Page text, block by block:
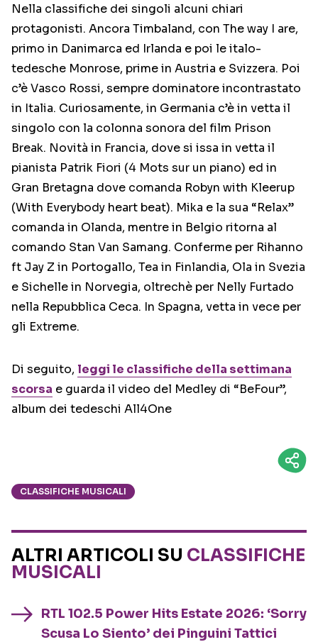
Nella classifiche dei singoli alcuni chiari
protagonisti. Ancora Timbaland, con The way I are,
primo in Danimarca ed Irlanda e poi le italo-
tedesche Monrose, prime in Austria e Svizzera. Poi
c’è Vasco Rossi, sempre dominatore incontrastato
in Italia. Curiosamente, in Germania c’è in vetta il
singolo con la colonna sonora del film Prison
Break. Novità in Francia, dove si issa in vetta il
pianista Patrik Fiori (4 Mots sur un piano) ed in
Gran Bretagna dove comanda Robyn with Kleerup
(With Everybody heart beat). Mika e la sua “Relax”
comanda in Olanda, mentre in Belgio ritorna al
comando Stan Van Samang. Conferme per Rihanno
ft Jay Z in Portogallo, Tea in Finlandia, Ola in Svezia
e Sichelle in Norvegia, oltrechè per Nelly Furtado
nella Repubblica Ceca. In Spagna, vetta in vece per
gli Extreme.
Di seguito, leggi le classifiche della settimana
scorsa e guarda il video del Medley di “BeFour”,
album dei tedeschi All4One
CLASSIFICHE MUSICALI
ALTRI ARTICOLI SU CLASSIFICHE
MUSICALI
RTL 102.5 Power Hits Estate 2026: ‘Sorry
Scusa Lo Siento’ dei Pinguini Tattici